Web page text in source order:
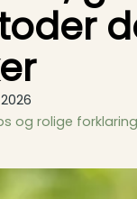
og rolige